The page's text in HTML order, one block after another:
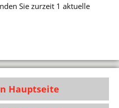
Sie zurzeit 1 aktuelle
Hauptseite